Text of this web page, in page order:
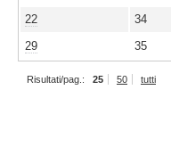
22
34
29
35
Risultati/pag.: 25 50 tutti